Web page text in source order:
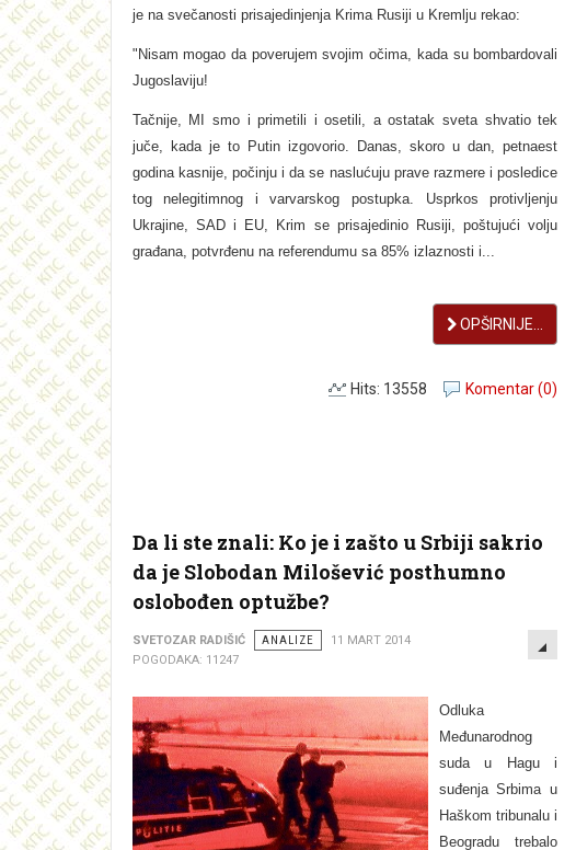
je na svečanosti prisajedinjenja Krima Rusiji u Kremlju rekao:
"Nisam mogao da poverujem svojim očima, kada su bombardovali
Jugoslaviju!
Tačnije, MI smo i primetili i osetili, a ostatak sveta shvatio tek
juče, kada je to Putin izgovorio.
Danas, skoro u dan, petnaest
godina kasnije, počinju i da se naslućuju prave razmere i posledice
tog nelegitimnog i varvarskog postupka. Usprkos protivljenju
Ukrajine, SAD i EU, Krim se prisajedinio Rusiji, poštujući volju
građana, potvrđenu na referendumu sa 85% izlaznosti i...
OPŠIRNIJE...
Komentar (0)
Hits: 13558
Da li ste znali: Ko je i zašto u Srbiji sakrio
da je Slobodan Milošević posthumno
oslobođen optužbe?
EMPTY
SVETOZAR RADIŠIĆ ANALIZE
11 MART 2014
POGODAKA: 11247
Odluka
Međunarodnog
suda u Hagu i
suđenja Srbima u
Haškom tribunalu i
Beogradu trebalo